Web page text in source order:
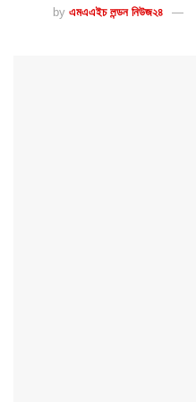
by এমএএইচ লন্ডন নিউজ২৪